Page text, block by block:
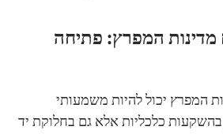
המפרץ: פתיחה
המפרץ יכול להיות משמעותי
כלכליות אלא גם בחלוקת יד